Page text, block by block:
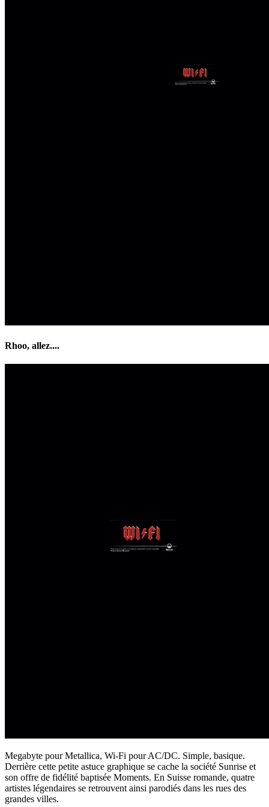
Rhoo, allez....
Megabyte pour Metallica, Wi-Fi pour AC/DC. Simple, basique.
Derrière cette petite astuce graphique se cache la société Sunrise et
son offre de fidélité baptisée Moments. En Suisse romande, quatre
artistes légendaires se retrouvent ainsi parodiés dans les rues des
grandes villes.